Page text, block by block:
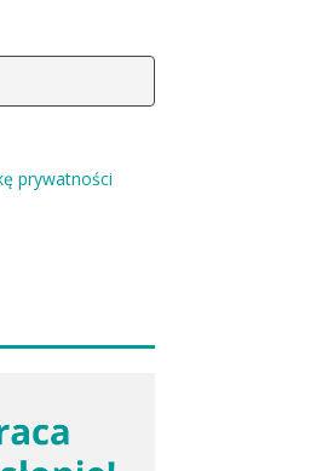
prywatności